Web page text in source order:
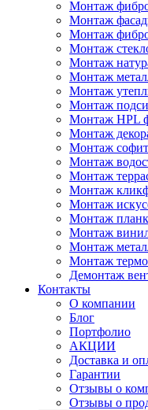
Монтаж
Монтаж
Монтаж
Монтаж
Монтаж
Монтаж
Монтаж
Монтаж
Монтаж HPL
Монтаж
Монтаж
Монтаж
Монтаж
Монтаж
Монтаж
Монтаж
Монтаж
Монтаж
Монтаж
Демонтаж
Контакты
О компании
Блог
Портфолио
АКЦИИ
Доставка и
Гарантии
Отзывы о
Отзывы о